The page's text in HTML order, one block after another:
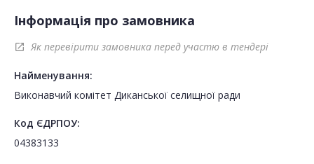
Інформація про замовника
open_in_new Як перевірити замовника перед участю в тендері
Найменування:
Виконавчий комітет Диканської селищної ради
Код ЄДРПОУ:
04383133